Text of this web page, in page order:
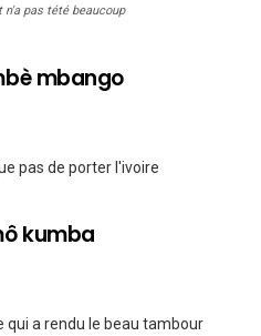
pas tété beaucoup
mbango
pas de porter l'ivoire
kumba
qui a rendu le beau tambour